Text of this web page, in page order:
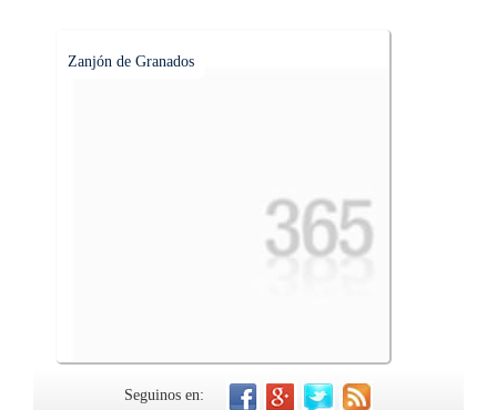
Zanjón de Granados
Seguinos en: